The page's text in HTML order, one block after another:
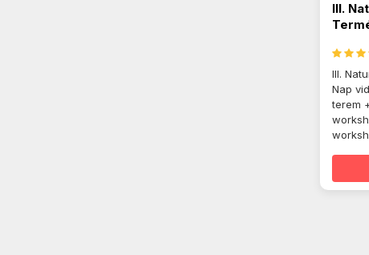
III.
III.
Nap
terem